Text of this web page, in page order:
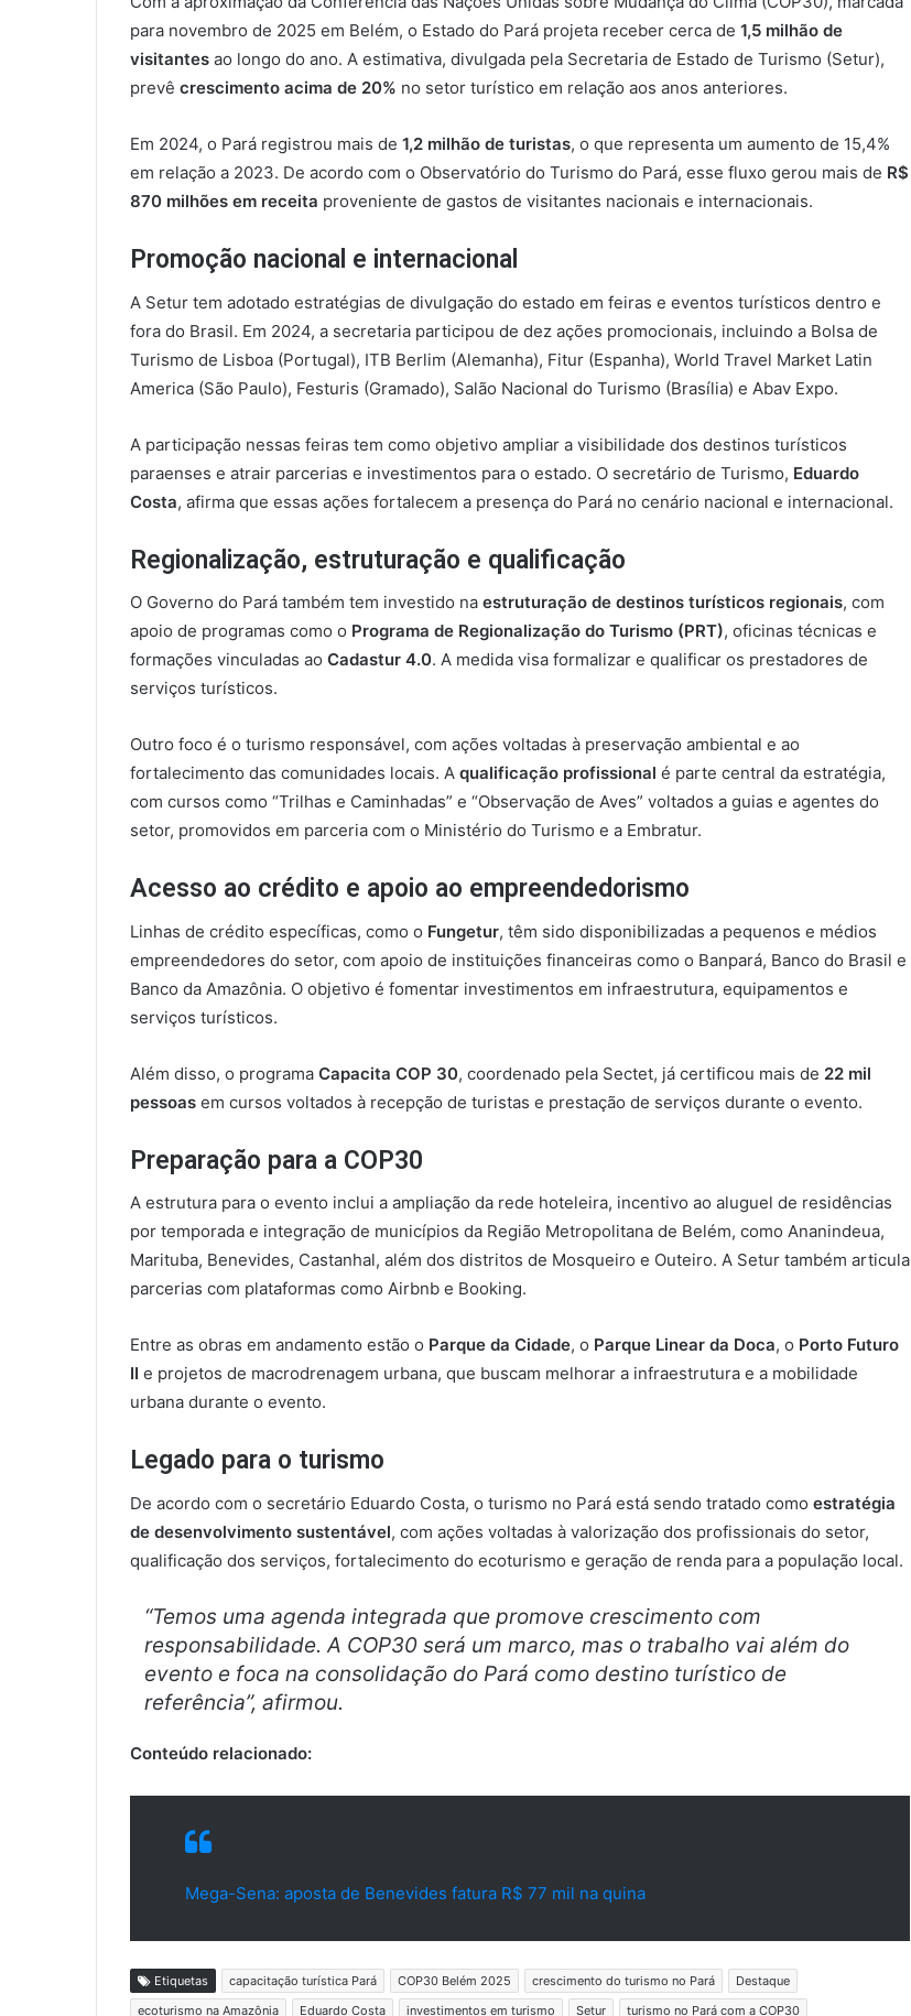
para novembro de 2025 em Belém, o Estado do Pará projeta receber cerca de 1,5 milhão de
visitantes ao longo do ano. A estimativa, divulgada pela Secretaria de Estado de Turismo (Setur),
prevê crescimento acima de 20% no setor turístico em relação aos anos anteriores.
Em 2024, o Pará registrou mais de 1,2 milhão de turistas, o que representa um aumento de 15,4%
em relação a 2023. De acordo com o Observatório do Turismo do Pará, esse fluxo gerou mais de R$
870 milhões em receita proveniente de gastos de visitantes nacionais e internacionais.
Promoção nacional e internacional
A Setur tem adotado estratégias de divulgação do estado em feiras e eventos turísticos dentro e
fora do Brasil. Em 2024, a secretaria participou de dez ações promocionais, incluindo a Bolsa de
Turismo de Lisboa (Portugal), ITB Berlim (Alemanha), Fitur (Espanha), World Travel Market Latin
America (São Paulo), Festuris (Gramado), Salão Nacional do Turismo (Brasília) e Abav Expo.
A participação nessas feiras tem como objetivo ampliar a visibilidade dos destinos turísticos
paraenses e atrair parcerias e investimentos para o estado. O secretário de Turismo, Eduardo
Costa, afirma que essas ações fortalecem a presença do Pará no cenário nacional e internacional.
Regionalização, estruturação e qualificação
O Governo do Pará também tem investido na estruturação de destinos turísticos regionais, com
apoio de programas como o Programa de Regionalização do Turismo (PRT), oficinas técnicas e
formações vinculadas ao Cadastur 4.0. A medida visa formalizar e qualificar os prestadores de
serviços turísticos.
Outro foco é o turismo responsável, com ações voltadas à preservação ambiental e ao
fortalecimento das comunidades locais. A qualificação profissional é parte central da estratégia,
com cursos como “Trilhas e Caminhadas” e “Observação de Aves” voltados a guias e agentes do
setor, promovidos em parceria com o Ministério do Turismo e a Embratur.
Acesso ao crédito e apoio ao empreendedorismo
Linhas de crédito específicas, como o Fungetur, têm sido disponibilizadas a pequenos e médios
empreendedores do setor, com apoio de instituições financeiras como o Banpará, Banco do Brasil e
Banco da Amazônia. O objetivo é fomentar investimentos em infraestrutura, equipamentos e
serviços turísticos.
Além disso, o programa Capacita COP 30, coordenado pela Sectet, já certificou mais de 22 mil
pessoas em cursos voltados à recepção de turistas e prestação de serviços durante o evento.
Preparação para a COP30
A estrutura para o evento inclui a ampliação da rede hoteleira, incentivo ao aluguel de residências
por temporada e integração de municípios da Região Metropolitana de Belém, como Ananindeua,
Marituba, Benevides, Castanhal, além dos distritos de Mosqueiro e Outeiro. A Setur também articula
parcerias com plataformas como Airbnb e Booking.
Entre as obras em andamento estão o Parque da Cidade, o Parque Linear da Doca, o Porto Futuro
II e projetos de macrodrenagem urbana, que buscam melhorar a infraestrutura e a mobilidade
urbana durante o evento.
Legado para o turismo
De acordo com o secretário Eduardo Costa, o turismo no Pará está sendo tratado como estratégia
de desenvolvimento sustentável, com ações voltadas à valorização dos profissionais do setor,
qualificação dos serviços, fortalecimento do ecoturismo e geração de renda para a população local.
“Temos uma agenda integrada que promove crescimento com
responsabilidade. A COP30 será um marco, mas o trabalho vai além do
evento e foca na consolidação do Pará como destino turístico de
referência”, afirmou.
Conteúdo relacionado:
Mega-Sena: aposta de Benevides fatura R$ 77 mil na quina
Etiquetas capacitação turística Pará COP30 Belém 2025 crescimento do turismo no Pará
Destaque
ecoturismo na Amazônia
Eduardo Costa investimentos em turismo Setur
turismo no Pará com a COP30